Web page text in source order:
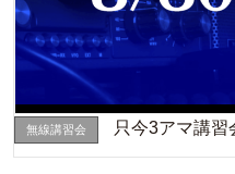
無線講習会 只今3アマ講習